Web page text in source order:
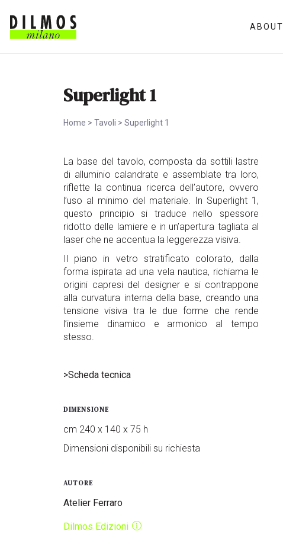
ABOUT
Superlight 1
Home > Tavoli > Superlight 1
La base del tavolo, composta da sottili lastre
di alluminio calandrate e assemblate tra loro,
riflette la continua ricerca dell’autore, ovvero
l’uso al minimo del materiale. In Superlight 1,
questo principio si traduce nello spessore
ridotto delle lamiere e in un’apertura tagliata al
laser che ne accentua la leggerezza visiva.
Il piano in vetro stratificato colorato, dalla
forma ispirata ad una vela nautica, richiama le
origini capresi del designer e si contrappone
alla curvatura interna della base, creando una
tensione visiva tra le due forme che rende
l’insieme dinamico e armonico al tempo
stesso.
>Scheda tecnica
DIMENSIONE
cm 240 x 140 x 75 h
Dimensioni disponibili su richiesta
AUTORE
Atelier Ferraro
Dilmos Edizioni